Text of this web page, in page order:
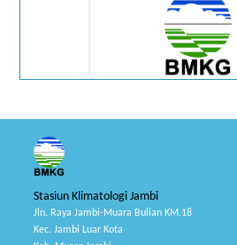
Stasiun Klimatologi Jambi
Jln. Raya Jambi-Muara Bulian KM.18
Kec. Jambi Luar Kota